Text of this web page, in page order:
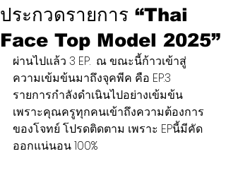
ประกวดรายการ “Thai
Face Top Model 2025”
ผ่านไปแล้ว 3 EP.  ณ ขณะนี้ก้าวเข้าสู่
ความเข้มข้นมาถึงจุคพีค คือ EP.3
รายการกำลังดำเนินไปอย่างเข้มข้น
เพราะคุณครูทุกคนเข้าถึงความต้องการ
ของโจทย์ โปรดติดตาม เพราะ EPนี้มีคัด
ออกแน่นอน 100%